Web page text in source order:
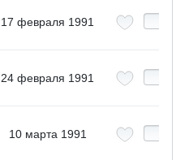
17 февраля 1991
24 февраля 1991
10 марта 1991